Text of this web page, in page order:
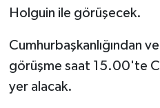
Holguin ile görüşecek.
Cumhurbaşkanlığından
görüşme saat 15.00'te
yer alacak.
KÜLTÜR SANAT
LAPTA
LEFKOŞA